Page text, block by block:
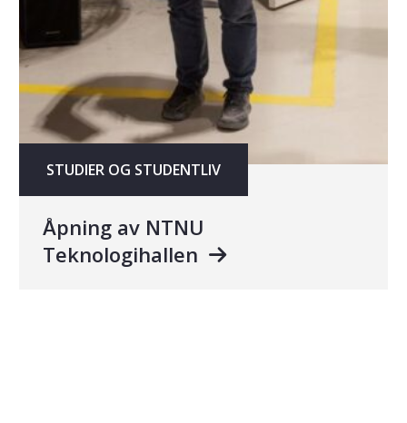
STUDIER OG STUDENTLIV
Åpning av NTNU
Teknologihallen